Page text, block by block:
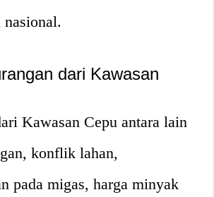
nasional.
dari Kawasan
Kawasan Cepu antara lain
konflik lahan,
pada migas, harga minyak